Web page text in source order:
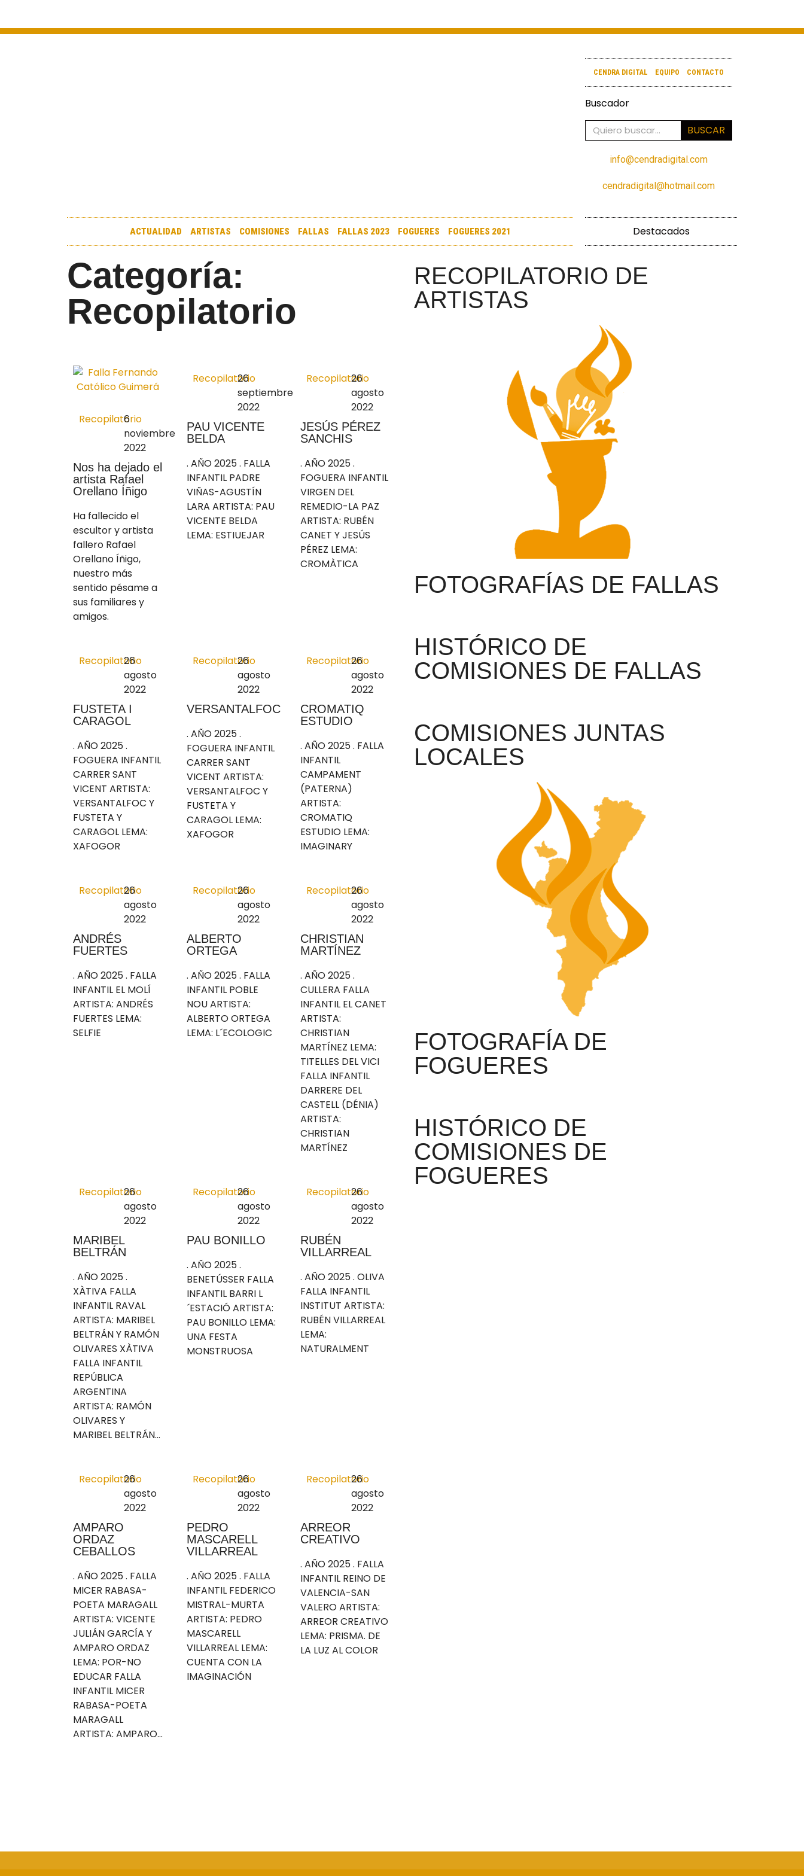
CENDRA DIGITAL EQUIPO CONTACTO
Buscador
BUSCAR
info@cendradigital.com
cendradigital@hotmail.com
ACTUALIDAD ARTISTAS COMISIONES FALLAS FALLAS 2023 FOGUERES FOGUERES 2021 Destacados
Categoría:
Recopilatorio
Recopilatorio
6
noviembre
2022
Nos ha dejado el
artista Rafael
Orellano Íñigo
Ha fallecido el
escultor y artista
fallero Rafael
Orellano Íñigo,
nuestro más
sentido pésame a
sus familiares y
amigos.
Recopilatorio
26
septiembre
2022
PAU VICENTE
BELDA
. AÑO 2025 . FALLA
INFANTIL PADRE
VIÑAS-AGUSTÍN
LARA ARTISTA: PAU
VICENTE BELDA
LEMA: ESTIUEJAR
Recopilatorio
26
agosto
2022
JESÚS PÉREZ
SANCHIS
. AÑO 2025 .
FOGUERA INFANTIL
VIRGEN DEL
REMEDIO-LA PAZ
ARTISTA: RUBÉN
CANET Y JESÚS
PÉREZ LEMA:
CROMÀTICA
Recopilatorio
26
agosto
2022
FUSTETA I
CARAGOL
. AÑO 2025 .
FOGUERA INFANTIL
CARRER SANT
VICENT ARTISTA:
VERSANTALFOC Y
FUSTETA Y
CARAGOL LEMA:
XAFOGOR
Recopilatorio
26
agosto
2022
VERSANTALFOC
. AÑO 2025 .
FOGUERA INFANTIL
CARRER SANT
VICENT ARTISTA:
VERSANTALFOC Y
FUSTETA Y
CARAGOL LEMA:
XAFOGOR
Recopilatorio
26
agosto
2022
CROMATIQ
ESTUDIO
. AÑO 2025 . FALLA
INFANTIL
CAMPAMENT
(PATERNA)
ARTISTA:
CROMATIQ
ESTUDIO LEMA:
IMAGINARY
Recopilatorio
26
agosto
2022
ANDRÉS
FUERTES
. AÑO 2025 . FALLA
INFANTIL EL MOLÍ
ARTISTA: ANDRÉS
FUERTES LEMA:
SELFIE
Recopilatorio
26
agosto
2022
ALBERTO
ORTEGA
. AÑO 2025 . FALLA
INFANTIL POBLE
NOU ARTISTA:
ALBERTO ORTEGA
LEMA: L´ECOLOGIC
Recopilatorio
26
agosto
2022
CHRISTIAN
MARTÍNEZ
. AÑO 2025 .
CULLERA FALLA
INFANTIL EL CANET
ARTISTA:
CHRISTIAN
MARTÍNEZ LEMA:
TITELLES DEL VICI
FALLA INFANTIL
DARRERE DEL
CASTELL (DÉNIA)
ARTISTA:
CHRISTIAN
MARTÍNEZ
Recopilatorio
26
agosto
2022
MARIBEL
BELTRÁN
. AÑO 2025 .
XÀTIVA FALLA
INFANTIL RAVAL
ARTISTA: MARIBEL
BELTRÁN Y RAMÓN
OLIVARES XÀTIVA
FALLA INFANTIL
REPÚBLICA
ARGENTINA
ARTISTA: RAMÓN
OLIVARES Y
MARIBEL BELTRÁN...
Recopilatorio
26
agosto
2022
PAU BONILLO
. AÑO 2025 .
BENETÚSSER FALLA
INFANTIL BARRI L
´ESTACIÓ ARTISTA:
PAU BONILLO LEMA:
UNA FESTA
MONSTRUOSA
Recopilatorio
26
agosto
2022
RUBÉN
VILLARREAL
. AÑO 2025 . OLIVA
FALLA INFANTIL
INSTITUT ARTISTA:
RUBÉN VILLARREAL
LEMA:
NATURALMENT
Recopilatorio
26
agosto
2022
AMPARO
ORDAZ
CEBALLOS
. AÑO 2025 . FALLA
MICER RABASA-
POETA MARAGALL
ARTISTA: VICENTE
JULIÁN GARCÍA Y
AMPARO ORDAZ
LEMA: POR-NO
EDUCAR FALLA
INFANTIL MICER
RABASA-POETA
MARAGALL
ARTISTA: AMPARO...
Recopilatorio
26
agosto
2022
PEDRO
MASCARELL
VILLARREAL
. AÑO 2025 . FALLA
INFANTIL FEDERICO
MISTRAL-MURTA
ARTISTA: PEDRO
MASCARELL
VILLARREAL LEMA:
CUENTA CON LA
IMAGINACIÓN
Recopilatorio
26
agosto
2022
ARREOR
CREATIVO
. AÑO 2025 . FALLA
INFANTIL REINO DE
VALENCIA-SAN
VALERO ARTISTA:
ARREOR CREATIVO
LEMA: PRISMA. DE
LA LUZ AL COLOR
RECOPILATORIO DE
ARTISTAS
FOTOGRAFÍAS DE FALLAS
HISTÓRICO DE
COMISIONES DE FALLAS
COMISIONES JUNTAS
LOCALES
FOTOGRAFÍA DE
FOGUERES
HISTÓRICO DE
COMISIONES DE
FOGUERES